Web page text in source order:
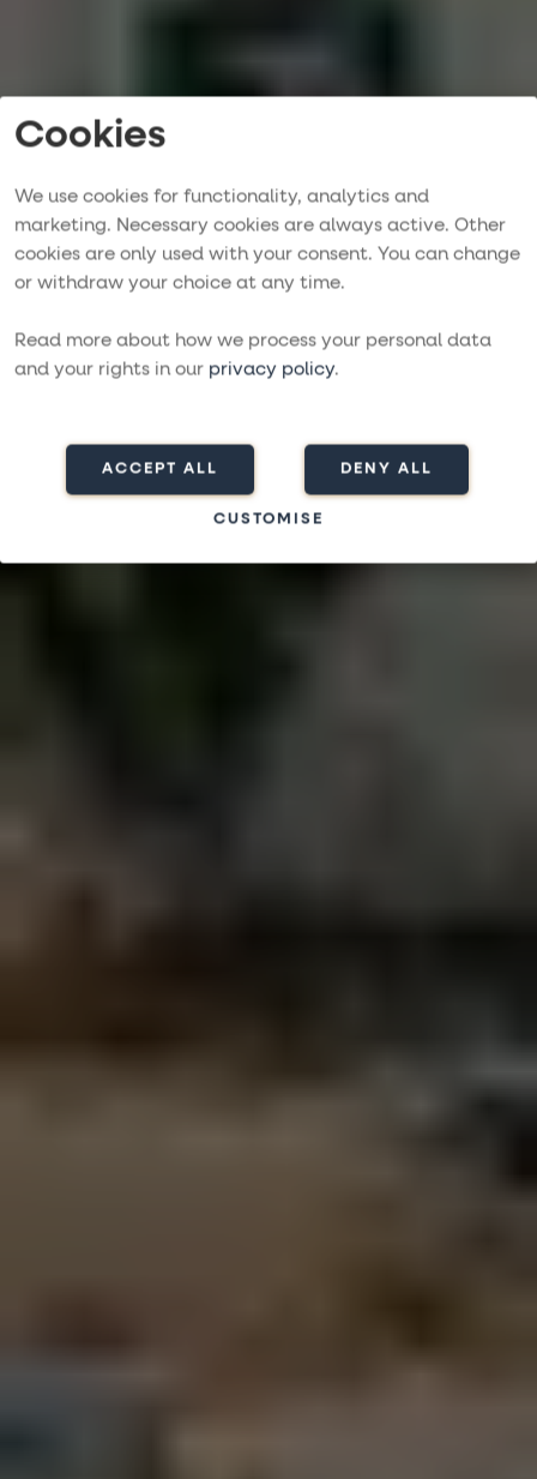
Cookies
We use cookies for functionality, analytics and
marketing. Necessary cookies are always active. Other
cookies are only used with your consent. You can change
or withdraw your choice at any time.
Read more about how we process your personal data
and your rights in our privacy policy.
ACCEPT ALL DENY ALL
CUSTOMISE
Purjehdi Kroatiassa
Etsi matkaa